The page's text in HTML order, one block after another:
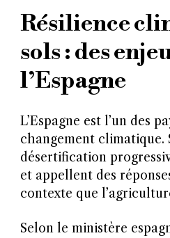
Résilience
sols : des
l’Espagne
L’Espagne est l’un des
changement climatique.
désertification
et appellent des
contexte que
Selon le ministère